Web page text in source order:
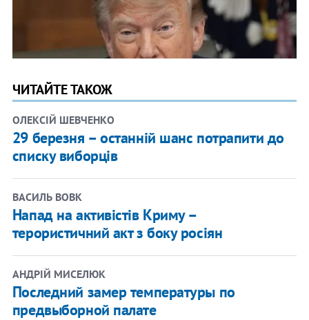
ЧИТАЙТЕ ТАКОЖ
ОЛЕКСІЙ ШЕВЧЕНКО
29 березня – останній шанс потрапити до
списку виборців
ВАСИЛЬ ВОВК
Напад на активістів Криму –
терористичний акт з боку росіян
АНДРІЙ МИСЕЛЮК
Последний замер температуры по
предвыборной палате